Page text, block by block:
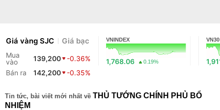
Giá vàng SJC Giá bạc
Mua
vào
139,200
-0.36%
Bán ra
142,200 -0.35%
VNINDEX
1,768.06 0.19%
VN30
Tin tức, bài viết mới nhất về THỦ TƯỚNG CHÍNH PHỦ BỔ
NHIỆM